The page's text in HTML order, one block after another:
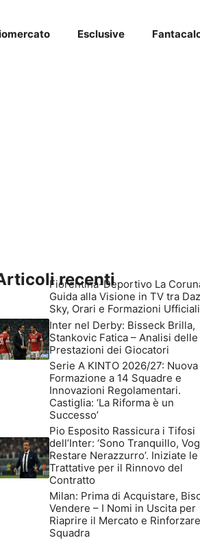
Esclusive
recenti
Fiorentina-Deportivo La
Guida alla Visione in TV tra
Sky, Orari e Formazioni Ufficiali
Inter nel Derby: Bisseck Brilla,
Stankovic Fatica – Analisi delle
Prestazioni dei Giocatori
Serie A KINTO 2026/27: Nuova
Formazione a 14 Squadre e
Innovazioni Regolamentari.
Castiglia: ‘La Riforma è un
Successo’
Pio Esposito Rassicura i Tifosi
dell’Inter: ‘Sono Tranquillo,
Restare Nerazzurro’. Iniziate le
Trattative per il Rinnovo del
Contratto
Milan: Prima di Acquistare,
Vendere – I Nomi in Uscita per
Riaprire il Mercato e
Squadra